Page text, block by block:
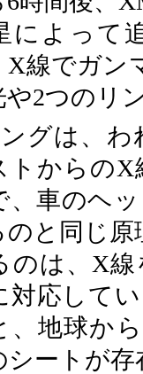
によって
X線でガン
や2つのリ
グは、
トからの
、車のヘ
のと同じ
のは、X
対応して
、地球か
シートが